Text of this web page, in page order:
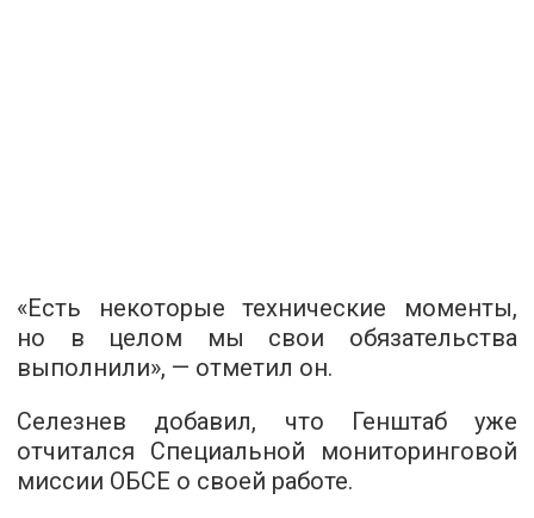
«Есть некоторые технические моменты,
но в целом мы свои обязательства
выполнили», — отметил он.
Селезнев добавил, что Генштаб уже
отчитался Специальной мониторинговой
миссии ОБСЕ о своей работе.